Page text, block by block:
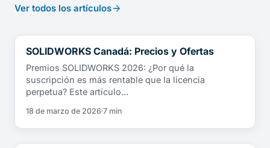
Ver todos los artículos
NOTICIAS
SOLIDWORKS Canadá: Precios y Ofertas
Premios SOLIDWORKS 2026: ¿Por qué la
suscripción es más rentable que la licencia
perpetua? Este artículo…
18 de marzo de 2026 7 min